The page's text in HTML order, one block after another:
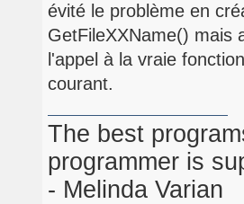
évité le problème en
GetFileXXName() mais
l'appel à la vraie
courant.
The best
programmer is
- Melinda Varian